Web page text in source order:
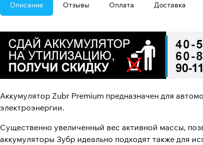
Описание Отзывы Оплата Доставка
Аккумулятор Zubr Premium предназначен для
электроэнергии.
Существенно увеличенный вес активной массы,
аккумуляторы Зубр идеально подходят также для